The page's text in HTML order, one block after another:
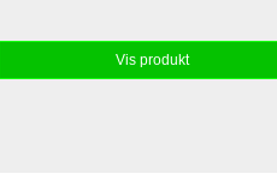
Vis produkt